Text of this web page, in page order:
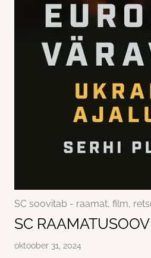
SC soovitab -
SC soovitab - raamat, film,
SC
oktoober 31, 2024